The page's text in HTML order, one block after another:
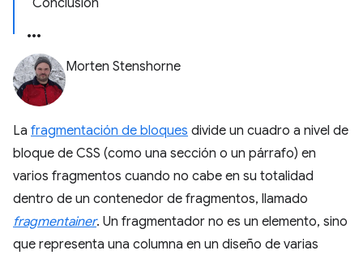
Conclusión
Morten Stenshorne
La fragmentación de bloques divide un cuadro a nivel de
bloque de CSS (como una sección o un párrafo) en
varios fragmentos cuando no cabe en su totalidad
dentro de un contenedor de fragmentos, llamado
fragmentainer. Un fragmentador no es un elemento, sino
que representa una columna en un diseño de varias